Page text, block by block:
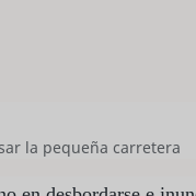
la pequeña carretera